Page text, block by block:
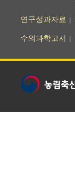
연구성과자료
수의과학고서